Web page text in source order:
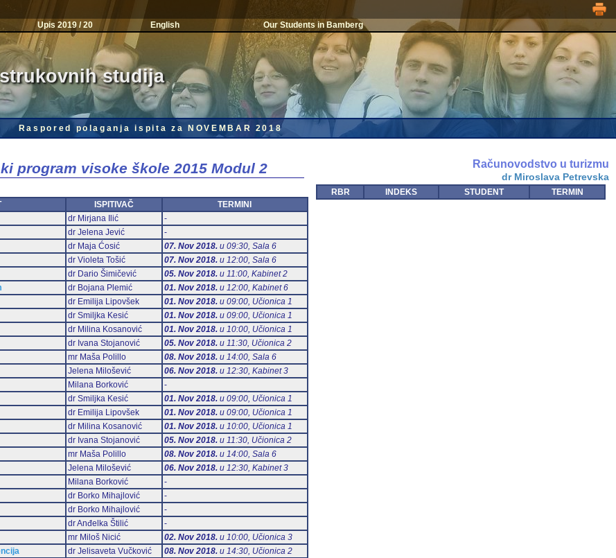
Upis 2019 / 20 English Our Students in Bamberg
studija
Raspored polaganja ispita za NOVEMBAR 2018
program visoke škole 2015 Modul 2
ISPITIVAČ
TERMINI
dr Mirjana Ilić
-
dr Jelena Jević
-
dr Maja Ćosić 07. Nov 2018.u 09:30, Sala 6
dr Violeta Tošić 07. Nov 2018.u 12:00, Sala 6
dr Dario Šimičević 05. Nov 2018.u 11:00, Kabinet 2
dr Bojana Plemić 01. Nov 2018.u 12:00, Kabinet 6
dr Emilija Lipovšek 01. Nov 2018.u 09:00, Učionica 1
dr Smiljka Kesić 01. Nov 2018.u 09:00, Učionica 1
dr Milina Kosanović 01. Nov 2018.u 10:00, Učionica 1
dr Ivana Stojanović 05. Nov 2018.u 11:30, Učionica 2
mr Maša Polillo 08. Nov 2018.u 14:00, Sala 6
Jelena Milošević 06. Nov 2018.u 12:30, Kabinet 3
Milana Borković
-
dr Smiljka Kesić 01. Nov 2018.u 09:00, Učionica 1
dr Emilija Lipovšek 01. Nov 2018.u 09:00, Učionica 1
dr Milina Kosanović 01. Nov 2018.u 10:00, Učionica 1
dr Ivana Stojanović 05. Nov 2018.u 11:30, Učionica 2
mr Maša Polillo 08. Nov 2018.u 14:00, Sala 6
Jelena Milošević 06. Nov 2018.u 12:30, Kabinet 3
Milana Borković
-
dr Borko Mihajlović
-
dr Borko Mihajlović
-
dr Anđelka Štilić
-
mr Miloš Nicić 02. Nov 2018.u 10:00, Učionica 3
dr Jelisaveta Vučković 08. Nov 2018.u 14:30, Učionica 2
Računovodstvo u turizmu
dr Miroslava Petrevska
RBR INDEKS STUDENT TERMIN